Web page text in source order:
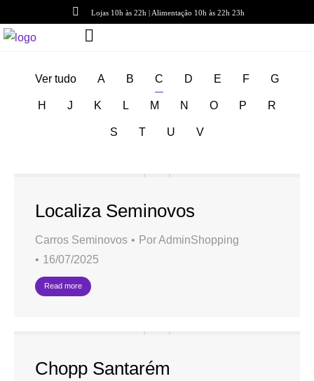
Lojas 10h às 22h | Alimentação 10h às 22h 23h
Ver tudo A B C D E F G
H J K L M N O P R
S T U V
Localiza Seminovos
Carros Seminovos PorAdminShopping
16/07/2025
Read more
Chopp Santarém